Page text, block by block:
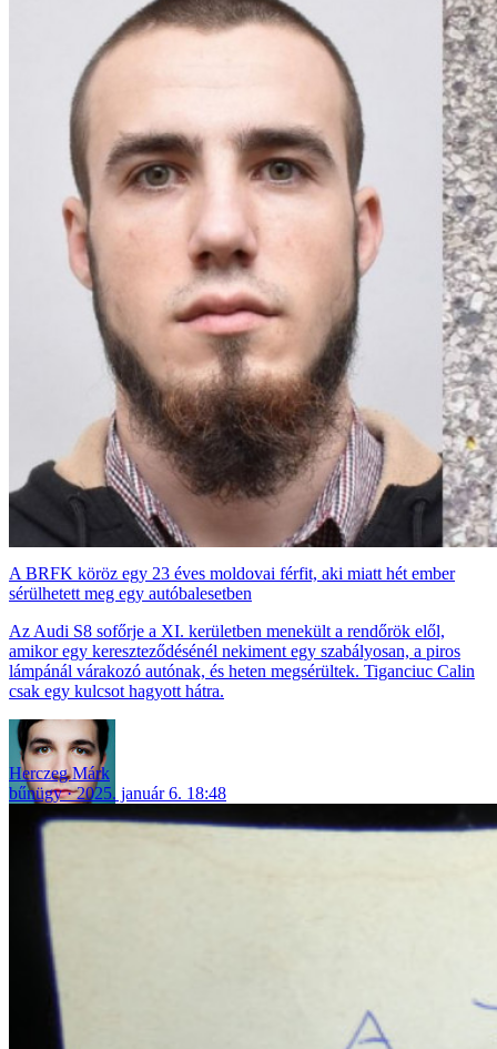
A BRFK köröz egy 23 éves moldovai férfit, aki miatt hét ember
sérülhetett meg egy autóbalesetben
Az Audi S8 sofőrje a XI. kerületben menekült a rendőrök elől,
amikor egy kereszteződésénél nekiment egy szabályosan, a piros
lámpánál várakozó autónak, és heten megsérültek. Tiganciuc Calin
csak egy kulcsot hagyott hátra.
Herczeg Márk
bűnügy
2025. január 6. 18:48